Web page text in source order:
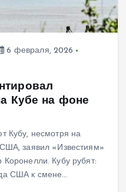
6 февраля, 2026
Кубе на фоне
Кубу, несмотря на
заявил «Известиям»
Коронелли. Кубу рубят:
США к смене…